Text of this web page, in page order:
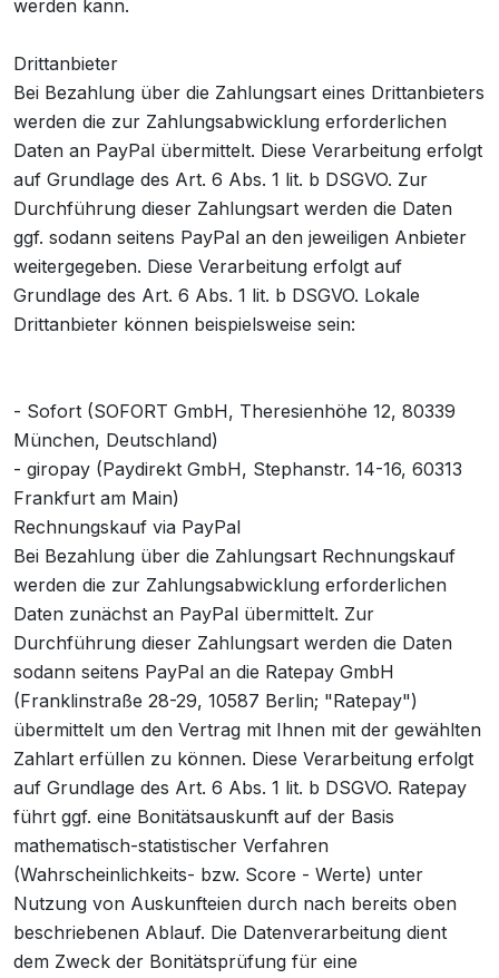
werden kann.
Drittanbieter
Bei Bezahlung über die Zahlungsart eines Drittanbieters
werden die zur Zahlungsabwicklung erforderlichen
Daten an PayPal übermittelt. Diese Verarbeitung erfolgt
auf Grundlage des Art. 6 Abs. 1 lit. b DSGVO. Zur
Durchführung dieser Zahlungsart werden die Daten
ggf. sodann seitens PayPal an den jeweiligen Anbieter
weitergegeben. Diese Verarbeitung erfolgt auf
Grundlage des Art. 6 Abs. 1 lit. b DSGVO. Lokale
Drittanbieter können beispielsweise sein:
- Sofort (SOFORT GmbH, Theresienhöhe 12, 80339
München, Deutschland)
- giropay (Paydirekt GmbH, Stephanstr. 14-16, 60313
Frankfurt am Main)
Rechnungskauf via PayPal
Bei Bezahlung über die Zahlungsart Rechnungskauf
werden die zur Zahlungsabwicklung erforderlichen
Daten zunächst an PayPal übermittelt. Zur
Durchführung dieser Zahlungsart werden die Daten
sodann seitens PayPal an die Ratepay GmbH
(Franklinstraße 28-29, 10587 Berlin; "Ratepay")
übermittelt um den Vertrag mit Ihnen mit der gewählten
Zahlart erfüllen zu können. Diese Verarbeitung erfolgt
auf Grundlage des Art. 6 Abs. 1 lit. b DSGVO. Ratepay
führt ggf. eine Bonitätsauskunft auf der Basis
mathematisch-statistischer Verfahren
(Wahrscheinlichkeits- bzw. Score - Werte) unter
Nutzung von Auskunfteien durch nach bereits oben
beschriebenen Ablauf. Die Datenverarbeitung dient
dem Zweck der Bonitätsprüfung für eine